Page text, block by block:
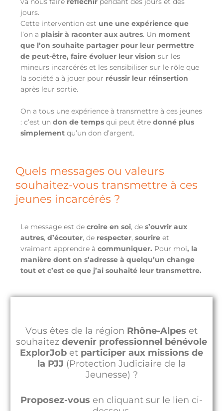
jours.
Cette intervention est une une expérience que
l’on a plaisir à raconter aux autres. Un moment
que l’on souhaite partager pour leur permettre
de peut-être, faire évoluer leur vision sur les
mineurs incarcérés et les sensibiliser sur le rôle que
la société a à jouer pour réussir leur réinsertion
après leur sortie.
On a tous une expérience à transmettre à ces jeunes
: c’est undon de temps qui peut êtredonné plus
simplement qu’un don d’argent.
Quels messages ou valeurs
souhaitez-vous transmettre à ces
jeunes incarcérés ?
Le message est decroire en soi, des’ouvrir aux
autres,d’écouter, de respecter,sourire et
vraiment apprendre àcommuniquer. Pour moi, la
manière dont on s’adresse à quelqu’un change
tout et c’est ce que j’ai souhaité leur transmettre.
Vous êtes de la région Rhône-Alpes et
souhaitez devenir professionnel bénévole
ExplorJob et participer aux missions de
la PJJ (Protection Judiciaire de la
Jeunesse) ?
Proposez-vous en cliquant sur le lien ci-